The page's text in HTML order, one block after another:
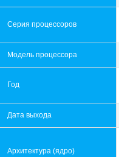
Серия процессоров
Модель процессора
Год
Дата выхода
Архитектура (ядро)